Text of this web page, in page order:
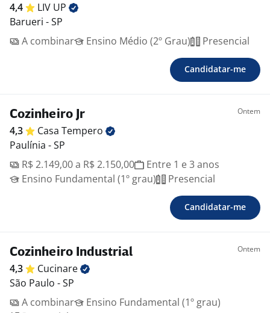
4,4 LIV UP
Barueri - SP
A combinar
Ensino Médio (2º Grau) Presencial
Candidatar-me
Cozinheiro Jr Ontem
4,3 Casa Tempero
Paulínia - SP
R$ 2.149,00 a R$ 2.150,00
Entre 1 e 3 anos
Ensino Fundamental (1º grau)
Presencial
Candidatar-me
Cozinheiro Industrial Ontem
4,3
Cucinare
São Paulo - SP
A combinar
Ensino Fundamental (1º grau)